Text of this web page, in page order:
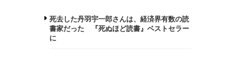
死去した丹羽宇一郎さんは、経済界有数の読
書家だった 『死ぬほど読書』ベストセラー
に